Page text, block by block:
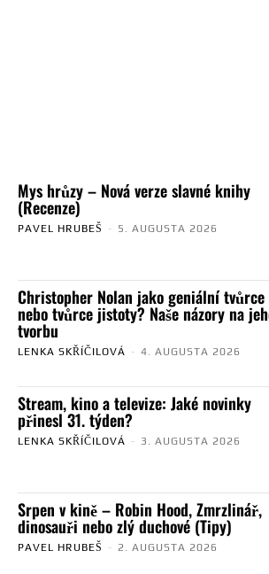
Mys hrůzy – Nová verze slavné knihy
(Recenze)
PAVEL HRUBEŠ - 5. AUGUSTA 2026
Christopher Nolan jako geniální tvůrce
nebo tvůrce jistoty? Naše názory na
tvorbu
LENKA SKŘÍČILOVÁ - 4. AUGUSTA 2026
Stream, kino a televize: Jaké novinky
přinesl 31. týden?
LENKA SKŘÍČILOVÁ - 3. AUGUSTA 2026
Srpen v kině – Robin Hood, Zmrzlinář,
dinosauři nebo zlý duchové (Tipy)
PAVEL HRUBEŠ - 2. AUGUSTA 2026